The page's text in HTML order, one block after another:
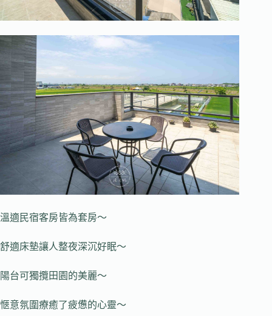
溫適民宿客房皆為套房～
舒適床墊讓人整夜深沉好眠～
陽台可獨攬田園的美麗～
愜意氛圍療癒了疲憊的心靈～